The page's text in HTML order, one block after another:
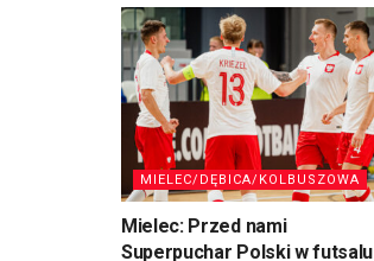
MIELEC/DĘBICA/KOLBUSZOWA
Mielec: Przed nami
Superpuchar Polski w futsalu